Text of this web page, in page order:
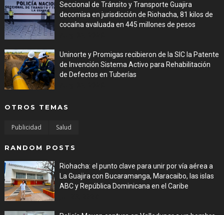
Seccional de Tránsito y Transporte Guajira
decomisa en jurisdicción de Riohacha, 81 kilos de
cocaína avaluada en 445 millones de pesos
Uninorte y Promigas recibieron de la SIC la Patente
de Invención Sistema Activo para Rehabilitación
de Defectos en Tuberías
OTROS TEMAS
Publicidad Salud
RANDOM POSTS
Riohacha: el punto clave para unir por vía aérea a
La Guajira con Bucaramanga, Maracaibo, las islas
ABC y República Dominicana en el Caribe